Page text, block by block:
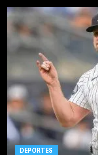
DEPORTES